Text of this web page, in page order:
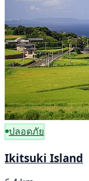
ปลอดภัย
Ikitsuki Island